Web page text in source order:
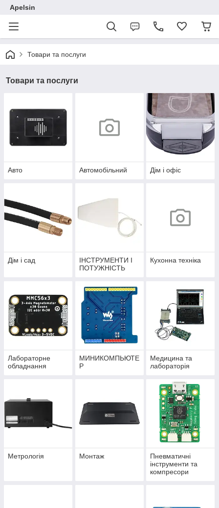
Apelsin
Товари та послуги
Товари та послуги
Авто Автомобільний Дім і офіс
Дім і сад
ІНСТРУМЕНТИ І
ПОТУЖНІСТЬ
Кухонна техніка
Лабораторне
обладнання
МИНИКОМПЬЮТЕ
Р
Медицина та
лабораторія
Метрологія Монтаж
Пневматичні
інструменти та
компресори